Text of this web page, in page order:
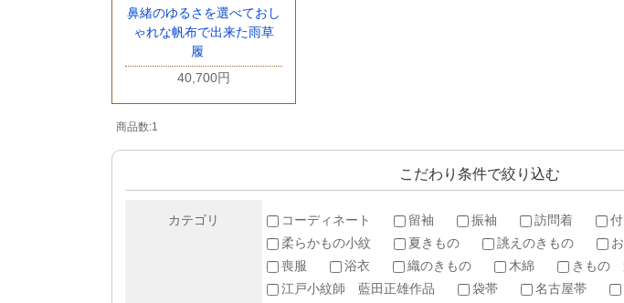
鼻緒のゆるさを選べておし
ゃれな帆布で出来た雨草
履
40,700円
商品数:1
こだわり条件で絞り込む
カテゴリ コーディネート 留袖 振袖 訪問着
柔らかもの小紋
夏きもの 誂えのきもの
喪服
浴衣 織のきもの 木綿
きもの
江戸小紋師 藍田正雄作品
袋帯 名古屋帯